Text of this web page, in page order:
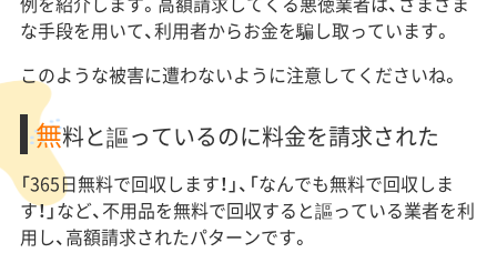
な手段を用いて、利用者からお金を騙し取っています。
このような被害に遭わないように注意してくださいね。
無料と謳っているのに料金を請求された
「365日無料で回収します！」、「なんでも無料で回収しま
す！」など、不用品を無料で回収すると謳っている業者を利
用し、高額請求されたパターンです。